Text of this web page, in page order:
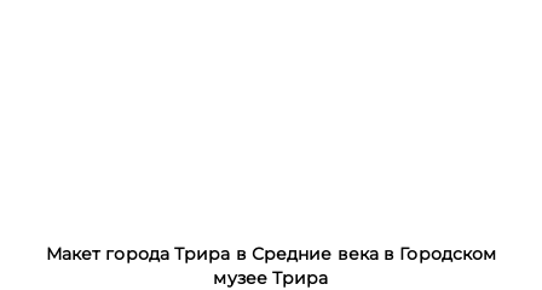
Макет города Трира в Средние века в Городском
музее Трира